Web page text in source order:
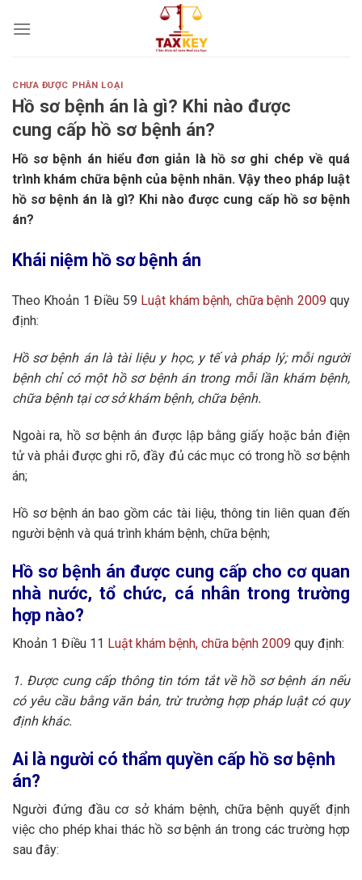
CHƯA ĐƯỢC PHÂN LOẠI
Hồ sơ bệnh án là gì? Khi nào được
cung cấp hồ sơ bệnh án?
Hồ sơ bệnh án hiểu đơn giản là hồ sơ ghi chép về quá
trình khám chữa bệnh của bệnh nhân. Vậy theo pháp luật
hồ sơ bệnh án là gì? Khi nào được cung cấp hồ sơ bệnh
án?
Khái niệm hồ sơ bệnh án
Theo Khoản 1 Điều 59 Luật khám bệnh, chữa bệnh 2009 quy
định:
Hồ sơ bệnh án là tài liệu y học, y tế và pháp lý; mỗi người
bệnh chỉ có một hồ sơ bệnh án trong mỗi lần khám bệnh,
chữa bệnh tại cơ sở khám bệnh, chữa bệnh.
Ngoài ra, hồ sơ bệnh án được lập bằng giấy hoặc bản điện
tử và phải được ghi rõ, đầy đủ các mục có trong hồ sơ bệnh
án;
Hồ sơ bệnh án bao gồm các tài liệu, thông tin liên quan đến
người bệnh và quá trình khám bệnh, chữa bệnh;
Hồ sơ bệnh án được cung cấp cho cơ quan
nhà nước, tổ chức, cá nhân trong trường
hợp nào?
Khoản 1 Điều 11 Luật khám bệnh, chữa bệnh 2009 quy định:
1. Được cung cấp thông tin tóm tắt về hồ sơ bệnh án nếu
có yêu cầu bằng văn bản, trừ trường hợp pháp luật có quy
định khác.
Ai là người có thẩm quyền cấp hồ sơ bệnh
án?
Người đứng đầu cơ sở khám bệnh, chữa bệnh quyết định
việc cho phép khai thác hồ sơ bệnh án trong các trường hợp
sau đây: